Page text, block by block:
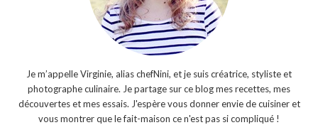
Je m’appelle Virginie, alias chefNini, et je suis créatrice, styliste et
photographe culinaire. Je partage sur ce blog mes recettes, mes
découvertes et mes essais. J'espère vous donner envie de cuisiner et
vous montrer que le fait-maison ce n'est pas si compliqué !